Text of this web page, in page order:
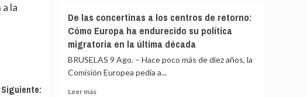
la
Siguiente:
y
pide
máxima
aeropuertos
Málaga,
Sevilla,
Bilbao,
Alicante
Valencia
De las concertinas a los centros de retorno:
Cómo Europa ha endurecido su política
migratoria en la última década
BRUSELAS 9 Ago. – Hace poco más de diez años, la
Comisión Europea pedía a...
Leer másLeer